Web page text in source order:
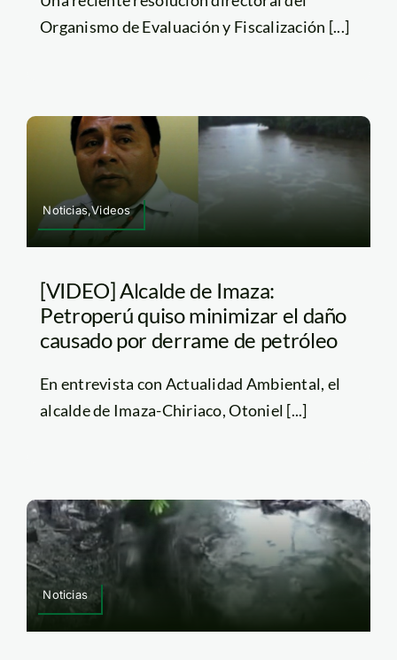
Organismo de Evaluación y Fiscalización [...]
Noticias,Videos
[VIDEO] Alcalde de Imaza:
Petroperú quiso minimizar el daño
causado por derrame de petróleo
En entrevista con Actualidad Ambiental, el
alcalde de Imaza-Chiriaco, Otoniel [...]
Noticias